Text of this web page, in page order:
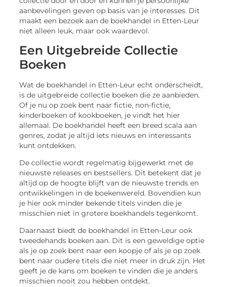
aanbevelingen geven op basis van je interesses. Dit
maakt een bezoek aan de boekhandel in Etten-Leur
niet alleen leuk, maar ook waardevol.
Een Uitgebreide Collectie
Boeken
Wat de boekhandel in Etten-Leur echt onderscheidt,
is de uitgebreide collectie boeken die ze aanbieden.
Of je nu op zoek bent naar fictie, non-fictie,
kinderboeken of kookboeken, je vindt het hier
allemaal. De boekhandel heeft een breed scala aan
genres, zodat je altijd iets nieuws en interessants
kunt ontdekken.
De collectie wordt regelmatig bijgewerkt met de
nieuwste releases en bestsellers. Dit betekent dat je
altijd op de hoogte blijft van de nieuwste trends en
ontwikkelingen in de boekenwereld. Bovendien kun
je hier ook minder bekende titels vinden die je
misschien niet in grotere boekhandels tegenkomt.
Daarnaast biedt de boekhandel in Etten-Leur ook
tweedehands boeken aan. Dit is een geweldige optie
als je op zoek bent naar een koopje of als je op zoek
bent naar oudere titels die niet meer in druk zijn. Het
geeft je de kans om boeken te vinden die je anders
misschien nooit zou hebben ontdekt.